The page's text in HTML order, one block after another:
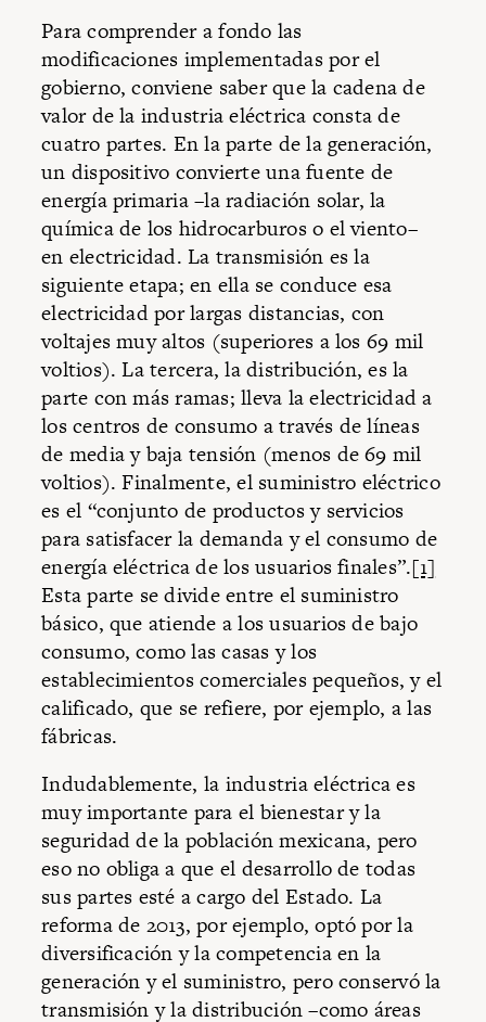
Para comprender a fondo las
modificaciones implementadas por el
gobierno, conviene saber que la cadena de
valor de la industria eléctrica consta de
cuatro partes. En la parte de la generación,
un dispositivo convierte una fuente de
energía primaria –la radiación solar, la
química de los hidrocarburos o el viento–
en electricidad. La transmisión es la
siguiente etapa; en ella se conduce esa
electricidad por largas distancias, con
voltajes muy altos (superiores a los 69 mil
voltios). La tercera, la distribución, es la
parte con más ramas; lleva la electricidad a
los centros de consumo a través de líneas
de media y baja tensión (menos de 69 mil
voltios). Finalmente, el suministro eléctrico
es el “conjunto de productos y servicios
para satisfacer la demanda y el consumo de
energía eléctrica de los usuarios finales”.[1]
Esta parte se divide entre el suministro
básico, que atiende a los usuarios de bajo
consumo, como las casas y los
establecimientos comerciales pequeños, y el
calificado, que se refiere, por ejemplo, a las
fábricas.
Indudablemente, la industria eléctrica es
muy importante para el bienestar y la
seguridad de la población mexicana, pero
eso no obliga a que el desarrollo de todas
sus partes esté a cargo del Estado. La
reforma de 2013, por ejemplo, optó por la
diversificación y la competencia en la
generación y el suministro, pero conservó la
transmisión y la distribución –como áreas